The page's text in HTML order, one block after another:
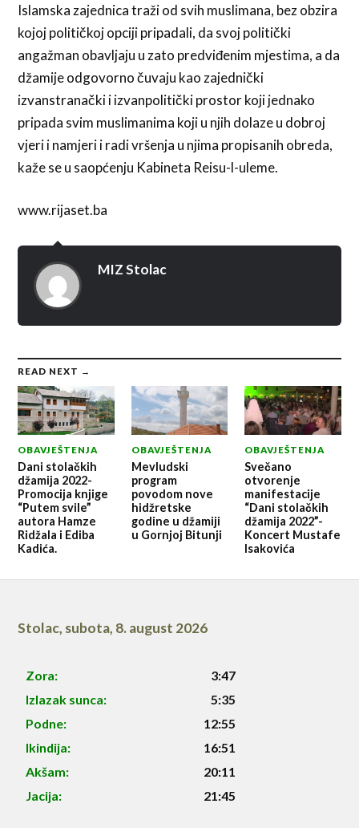
Islamska zajednica traži od svih muslimana, bez obzira
kojoj političkoj opciji pripadali, da svoj politički
angažman obavljaju u zato predviđenim mjestima, a da
džamije odgovorno čuvaju kao zajednički
izvanstranački i izvanpolitički prostor koji jednako
pripada svim muslimanima koji u njih dolaze u dobroj
vjeri i namjeri i radi vršenja u njima propisanih obreda,
kaže se u saopćenju Kabineta Reisu-l-uleme.
www.rijaset.ba
MIZ Stolac
READ NEXT →
OBAVJEŠTENJA
Dani stolačkih
džamija 2022-
Promocija knjige
“Putem svile”
autora Hamze
Ridžala i Ediba
Kadića.
OBAVJEŠTENJA
Mevludski
program
povodom nove
hidžretske
godine u džamiji
u Gornjoj Bitunji
OBAVJEŠTENJA
Svečano
otvorenje
manifestacije
“Dani stolačkih
džamija 2022”-
Koncert Mustafe
Isakovića
Stolac, subota, 8. august 2026
Zora:
3:47
Izlazak sunca:
5:35
Podne:
12:55
Ikindija:
16:51
Akšam:
20:11
Jacija:
21:45